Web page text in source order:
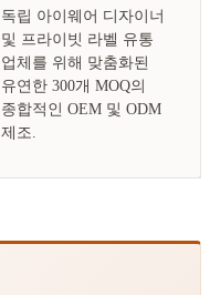
독립 아이웨어 디자이너
및 프라이빗 라벨 유통
업체를 위해 맞춤화된
유연한 300개 MOQ의
종합적인 OEM 및 ODM
제조.